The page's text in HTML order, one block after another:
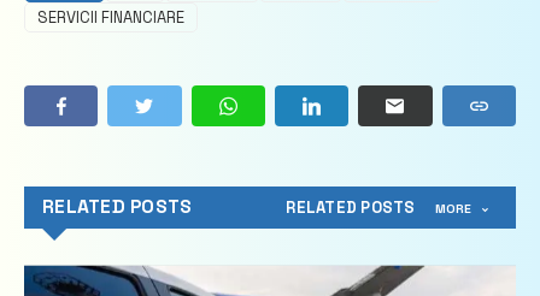
SERVICII FINANCIARE
RELATED POSTS RELATED POSTS MORE